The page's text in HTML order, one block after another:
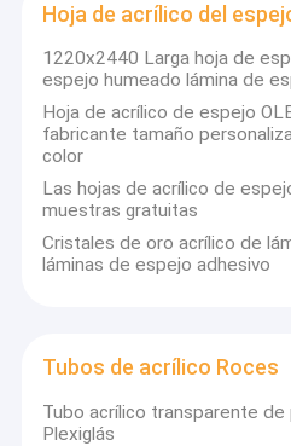
Hoja de acrílico del
1220x2440 Larga hoja de
espejo humeado lámina de
Hoja de acrílico de espejo
fabricante tamaño
color
Las hojas de acrílico de
muestras gratuitas
Cristales de oro acrílico de
láminas de espejo adhesivo
Tubos de acrílico Roces
Tubo acrílico transparente
Plexiglás